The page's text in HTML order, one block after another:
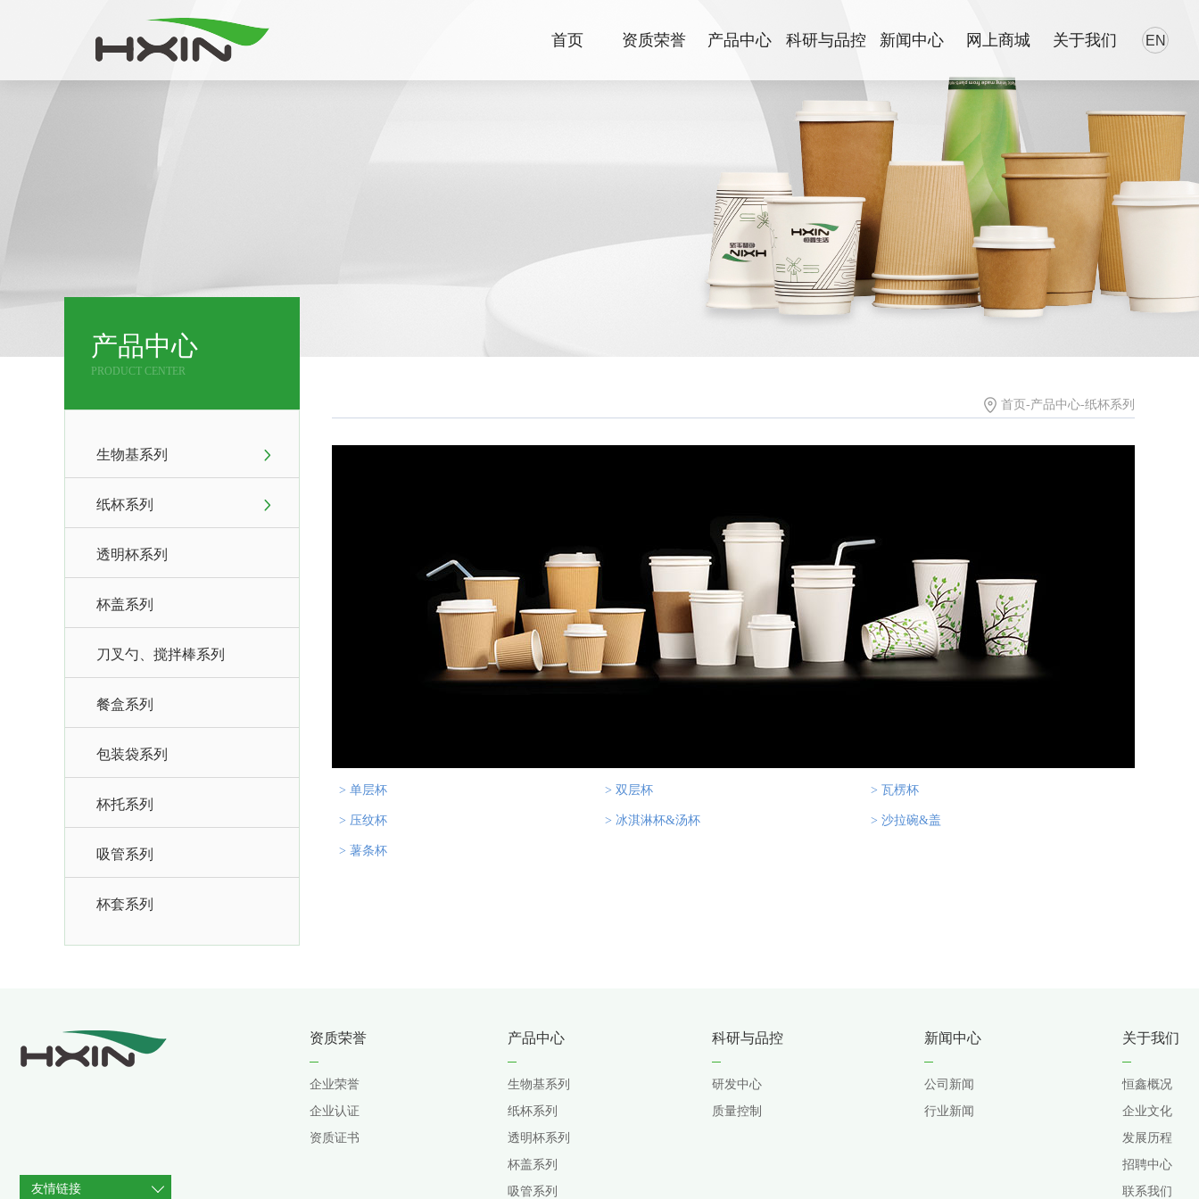
首页 资质荣誉 产品中心 科研与品控 新闻中心 网上商城 关于我们 EN
产品中心
PRODUCT CENTER
生物基系列
纸杯系列
透明杯系列
杯盖系列
刀叉勺、搅拌棒系列
餐盒系列
包装袋系列
杯托系列
吸管系列
杯套系列
首页 -产品中心-纸杯系列
> 单层杯 > 双层杯 > 瓦楞杯
> 压纹杯 > 冰淇淋杯&汤杯 > 沙拉碗&盖
> 薯条杯
友情链接
资质荣誉
企业荣誉
企业认证
资质证书
产品中心
生物基系列
纸杯系列
透明杯系列
杯盖系列
吸管系列
科研与品控
研发中心
质量控制
新闻中心
公司新闻
行业新闻
关于我们
恒鑫概况
企业文化
发展历程
招聘中心
联系我们